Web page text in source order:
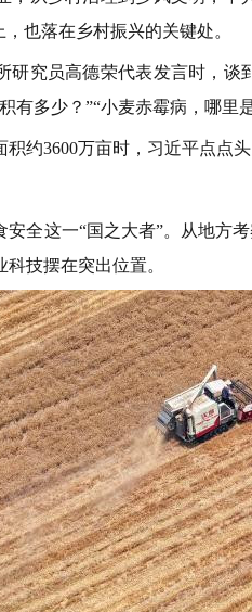
也落在乡村振兴的关键处。
究员高德荣代表发言时，谈
有多少？”“小麦赤霉病，哪里
约3600万亩时，习近平点点
这一“国之大者”。从地方考
技摆在突出位置。